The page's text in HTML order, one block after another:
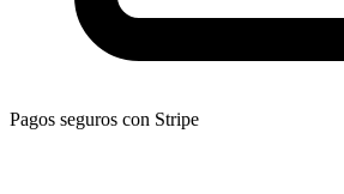
Pagos seguros con Stripe